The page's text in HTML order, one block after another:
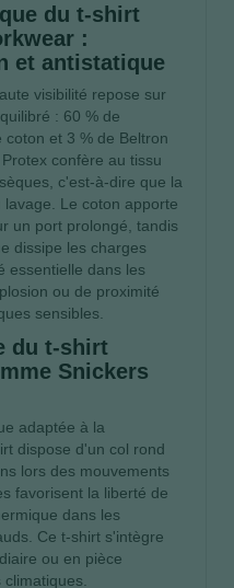
du t-shirt
:
et antistatique
visibilité repose sur
: 60 % de
et 3 % de Beltron
confère au tissu
c'est-à-dire que la
Le coton apporte
un port prolongé, tandis
dissipe les charges
essentielle dans les
ou de proximité
sensibles.
du t-shirt
Snickers
adaptée à la
dispose d'un col rond
lors des mouvements
favorisent la liberté de
dans les
Ce t-shirt s'intègre
ou en pièce